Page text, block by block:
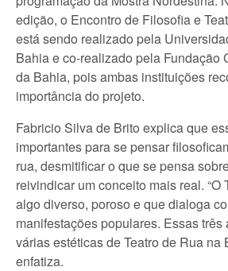
edição, o Encontro de Filosofia e
está sendo realizado pela
Bahia e co-realizado pela Fundação
da Bahia, pois ambas instituições
importância do projeto.
Fabricio Silva de Brito explica que
importantes para se pensar
rua, desmitificar o que se pensa
reivindicar um conceito mais real. “O
algo diverso, poroso e que dialoga
manifestações populares. Essas
várias estéticas de Teatro de Rua na
enfatiza.